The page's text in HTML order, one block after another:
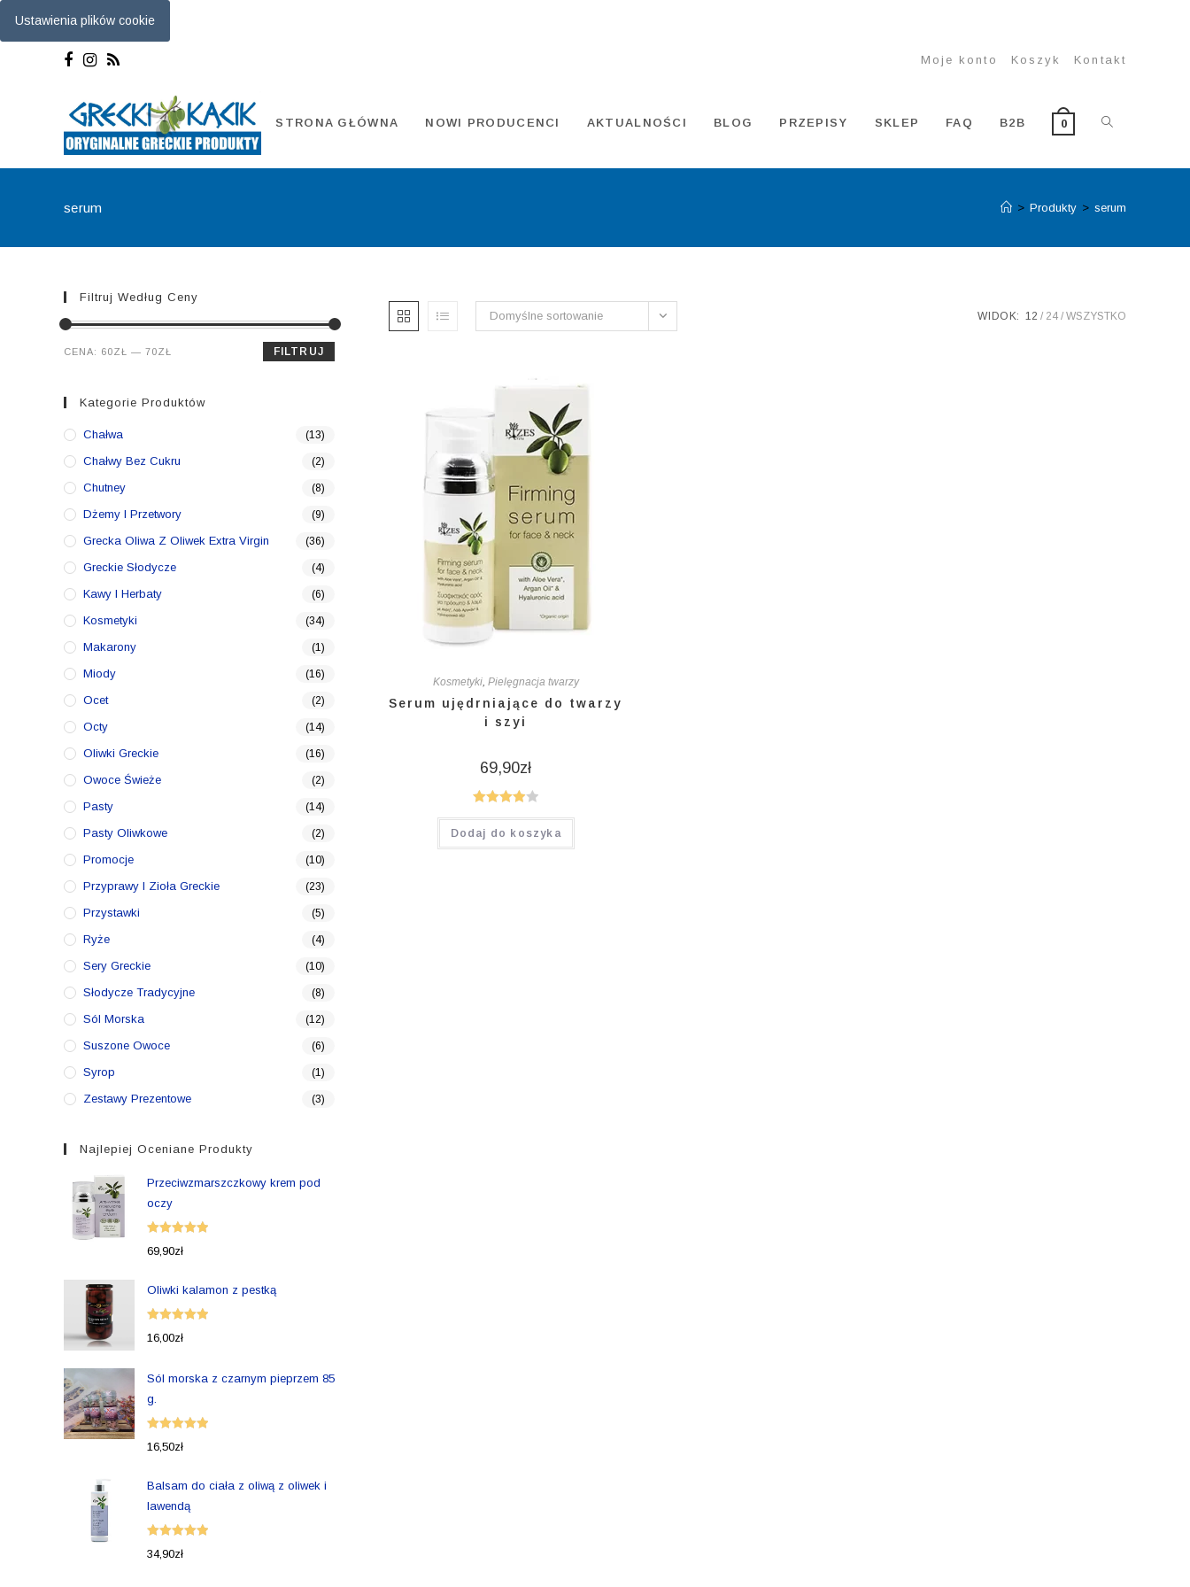
Ustawienia plików cookie
Moje konto Koszyk Kontakt
STRONA GŁÓWNA NOWI PRODUCENCI AKTUALNOŚCI BLOG PRZEPISY SKLEP FAQ B2B 0 TOGGLE
WEBSITE
serum > Produkty > serum
Domyślne sortowanie WIDOK: 12 24 WSZYSTKO
Kosmetyki, Pielęgnacja twarzy
Serum ujędrniające do twarzy
i szyi
69,90zł
Oceniono
4.00 na 5
Dodaj do koszyka
Filtruj Według Ceny
Cena
Cena
FILTRUJ
CENA: 60ZŁ — 70ZŁ
Kategorie Produktów
Chałwa (13)
Chałwy Bez Cukru (2)
Chutney (8)
Dżemy I Przetwory (9)
Grecka Oliwa Z Oliwek Extra Virgin (36)
Greckie Słodycze (4)
Kawy I Herbaty (6)
Kosmetyki (34)
Makarony (1)
Miody (16)
Ocet (2)
Octy (14)
Oliwki Greckie (16)
Owoce Świeże (2)
Pasty (14)
Pasty Oliwkowe (2)
Promocje (10)
Przyprawy I Zioła Greckie (23)
Przystawki (5)
Ryże (4)
Sery Greckie (10)
Słodycze Tradycyjne (8)
Sól Morska (12)
Suszone Owoce (6)
Syrop (1)
Zestawy Prezentowe (3)
Najlepiej Oceniane Produkty
Przeciwzmarszczkowy krem pod
oczy
Oceniono
69,90zł
Oliwki kalamon z pestką
Oceniono
16,00zł
Sól morska z czarnym pieprzem 85
g.
Oceniono
16,50zł
Balsam do ciała z oliwą z oliwek i
lawendą
Oceniono
34,90zł